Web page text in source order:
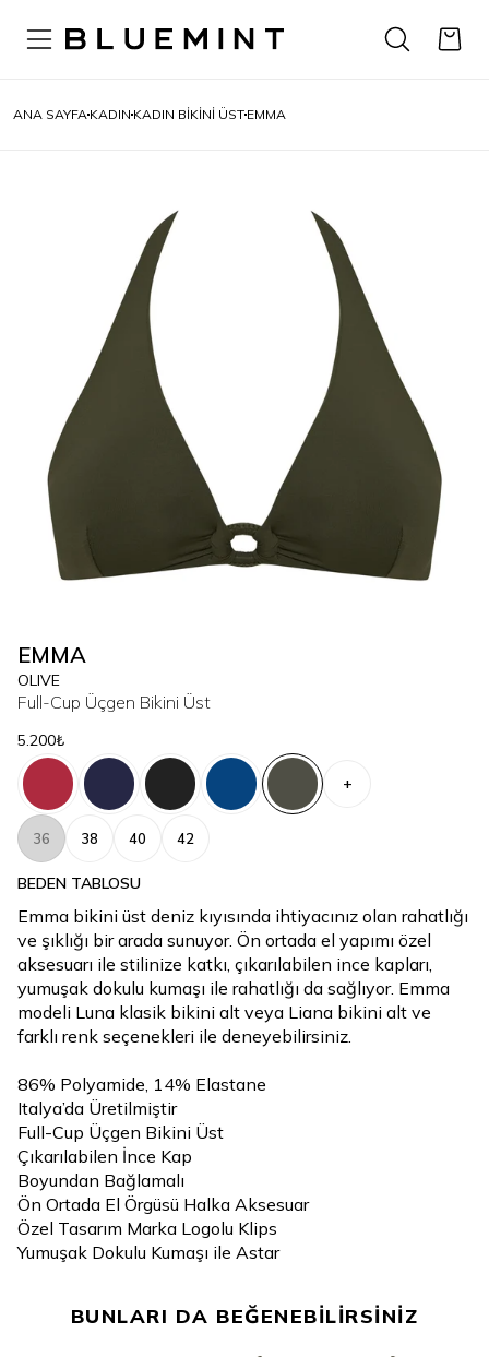
ANA SAYFA KADIN KADIN BİKİNİ ÜST EMMA
EMMA
OLIVE
Full-Cup Üçgen Bikini Üst
5.200₺
+
36 38 40 42
BEDEN TABLOSU
Emma bikini üst deniz kıyısında ihtiyacınız olan rahatlığı
ve şıklığı bir arada sunuyor. Ön ortada el yapımı özel
aksesuarı ile stilinize katkı, çıkarılabilen ince kapları,
yumuşak dokulu kumaşı ile rahatlığı da sağlıyor. Emma
modeli Luna klasik bikini alt veya Liana bikini alt ve
farklı renk seçenekleri ile deneyebilirsiniz.
86% Polyamide, 14% Elastane
Italya’da Üretilmiştir
Full-Cup Üçgen Bikini Üst
Çıkarılabilen İnce Kap
Boyundan Bağlamalı
Ön Ortada El Örgüsü Halka Aksesuar
Özel Tasarım Marka Logolu Klips
Yumuşak Dokulu Kumaşı ile Astar
BUNLARI DA BEĞENEBİLİRSİNİZ